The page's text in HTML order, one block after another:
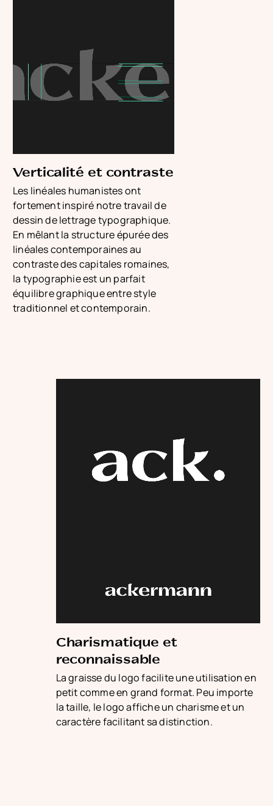
Verticalité et contraste
Les linéales humanistes ont
fortement inspiré notre travail de
dessin de lettrage typographique.
En mêlant la structure épurée des
linéales contemporaines au
contraste des capitales romaines,
la typographie est un parfait
équilibre graphique entre style
traditionnel et contemporain.
Charismatique et
reconnaissable
La graisse du logo facilite une utilisation en
petit comme en grand format. Peu importe
la taille, le logo affiche un charisme et un
caractère facilitant sa distinction.